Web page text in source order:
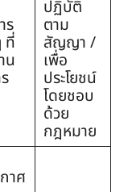
ร
ที่
น
ปฏิบัติ
ตาม
สัญญา /
เพื่อ
ประโยชน์
โดยชอบ
ด้วย
กฎหมาย
าศ